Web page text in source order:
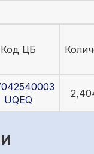
Код ЦБ
UQEQ